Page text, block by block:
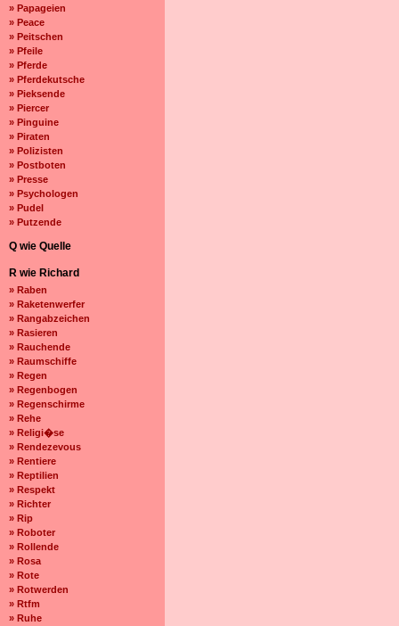
» Papageien
» Peace
» Peitschen
» Pfeile
» Pferde
» Pferdekutsche
» Pieksende
» Piercer
» Pinguine
» Piraten
» Polizisten
» Postboten
» Presse
» Psychologen
» Pudel
» Putzende
Q wie Quelle
R wie Richard
» Raben
» Raketenwerfer
» Rangabzeichen
» Rasieren
» Rauchende
» Raumschiffe
» Regen
» Regenbogen
» Regenschirme
» Rehe
» Religi�se
» Rendezevous
» Rentiere
» Reptilien
» Respekt
» Richter
» Rip
» Roboter
» Rollende
» Rosa
» Rote
» Rotwerden
» Rtfm
» Ruhe